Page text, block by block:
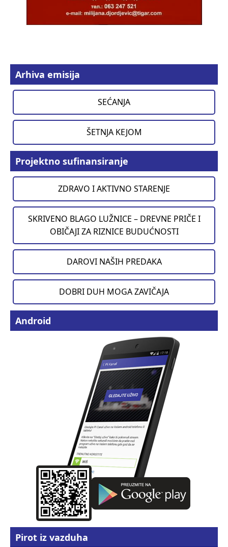
Arhiva emisija
SEĆANJA
ŠETNJA KEJOM
Projektno sufinansiranje
ZDRAVO I AKTIVNO STARENJE
SKRIVENO BLAGO LUŽNICE – DREVNE PRIČE I
OBIČAJI ZA RIZNICE BUDUĆNOSTI
DAROVI NAŠIH PREDAKA
DOBRI DUH MOGA ZAVIČAJA
Android
Pirot iz vazduha